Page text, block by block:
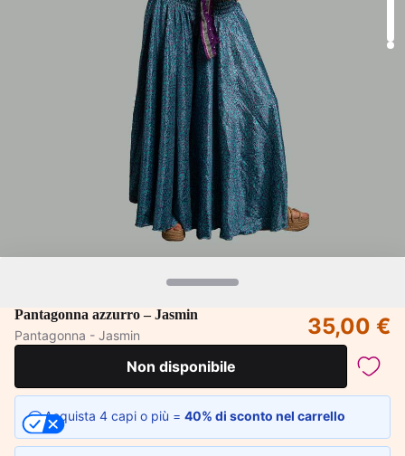
Pantagonna azzurro – Jasmin
Pantagonna - Jasmin
35,00 €
Non disponibile
Acquista 4 capi o più = 40% di sconto nel carrello